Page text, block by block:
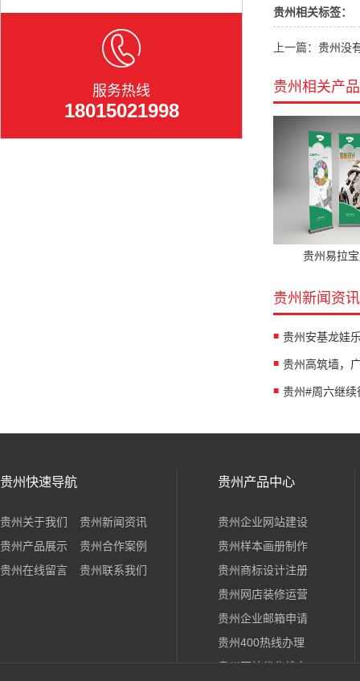
服务热线
18015021998
贵州相关标签：
上一篇： 贵州没
贵州相关产品
贵州易拉
贵州新闻资讯
贵州快速导航
贵州关于我们
贵州新闻资讯
贵州产品展示
贵州合作案例
贵州在线留言
贵州联系我们
贵州产品中心
贵州企业网站建设
贵州样本画册制作
贵州商标设计注册
贵州网店装修运营
贵州企业邮箱申请
贵州400热线办理
贵州网站优化排名